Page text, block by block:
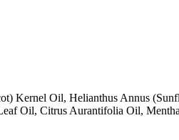
Kernel Oil, Helianthus Annus
Oil, Citrus Aurantifolia Oil,